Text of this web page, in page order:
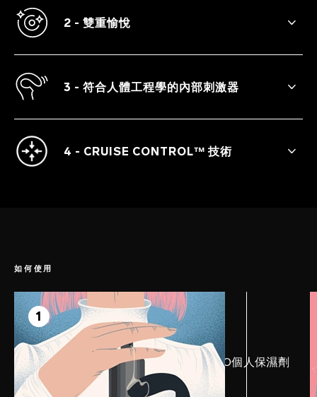
帶來令人興奮的快感。
2 - 雙重愉悅
同時刺激內外陰蒂以及 G 點。
3 - 符合人體工程學的內部刺激器
完全靈活的內部部件具有超強的震動，為每
4 - CRUISE CONTROL™ 技術
如何使用
1
第 1 步
準備方式
在玩具的陰蒂及陰道部位上塗佈LELO個人保濕劑
以提高樂趣。